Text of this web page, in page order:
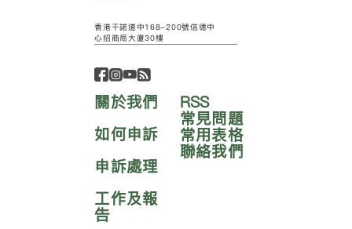
香港干諾道中168-200號信德中
心招商局大廈30樓
關於我們
如何申訴
申訴處理
工作及報
告
RSS
常見問題
常用表格
聯絡我們